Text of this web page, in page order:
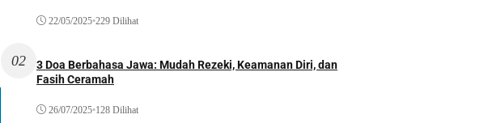
22/05/2025•229 Dilihat
02
3 Doa Berbahasa Jawa: Mudah Rezeki, Keamanan Diri, dan
Fasih Ceramah
26/07/2025•128 Dilihat